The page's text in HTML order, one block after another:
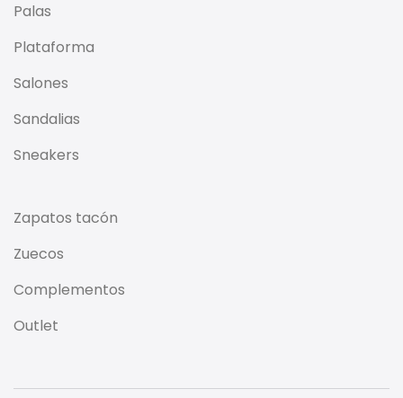
Palas
Plataforma
Salones
Sandalias
Sneakers
Zapatos tacón
Zuecos
Complementos
Outlet